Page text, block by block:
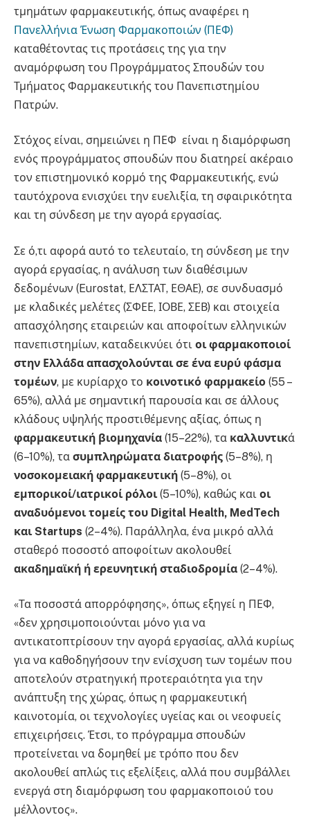
τμημάτων φαρμακευτικής, όπως αναφέρει η
Πανελλήνια Ένωση Φαρμακοποιών (ΠΕΦ)
καταθέτοντας τις προτάσεις της για την
αναμόρφωση του Προγράμματος Σπουδών του
Τμήματος Φαρμακευτικής του Πανεπιστημίου
Πατρών.
Στόχος είναι, σημειώνει η ΠΕΦ είναι η διαμόρφωση
ενός προγράμματος σπουδών που διατηρεί ακέραιο
τον επιστημονικό κορμό της Φαρμακευτικής, ενώ
ταυτόχρονα ενισχύει την ευελιξία, τη σφαιρικότητα
και τη σύνδεση με την αγορά εργασίας.
Σε ό,τι αφορά αυτό το τελευταίο, τη σύνδεση με την
αγορά εργασίας, η ανάλυση των διαθέσιμων
δεδομένων (Eurostat, ΕΛΣΤΑΤ, ΕΘΑΕ), σε συνδυασμό
με κλαδικές μελέτες (ΣΦΕΕ, ΙΟΒΕ, ΣΕΒ) και στοιχεία
απασχόλησης εταιρειών και αποφοίτων ελληνικών
πανεπιστημίων, καταδεικνύει ότι οι φαρμακοποιοί
στην Ελλάδα απασχολούνται σε ένα ευρύ φάσμα
τομέων, με κυρίαρχο το κοινοτικό φαρμακείο (55 –
65%), αλλά με σημαντική παρουσία και σε άλλους
κλάδους υψηλής προστιθέμενης αξίας, όπως η
φαρμακευτική βιομηχανία (15–22%), τα καλλυντικά
(6–10%), τα συμπληρώματα διατροφής (5–8%), η
νοσοκομειακή φαρμακευτική (5–8%), οι
εμπορικοί/ιατρικοί ρόλοι(5–10%), καθώς και οι
αναδυόμενοι τομείς του Digital Health, MedTech
και Startups (2–4%). Παράλληλα, ένα μικρό αλλά
σταθερό ποσοστό αποφοίτων ακολουθεί
ακαδημαϊκή ή ερευνητική σταδιοδρομία (2–4%).
«Τα ποσοστά απορρόφησης», όπως εξηγεί η ΠΕΦ,
«δεν χρησιμοποιούνται μόνο για να
αντικατοπτρίσουν την αγορά εργασίας, αλλά κυρίως
για να καθοδηγήσουν την ενίσχυση των τομέων που
αποτελούν στρατηγική προτεραιότητα για την
ανάπτυξη της χώρας, όπως η φαρμακευτική
καινοτομία, οι τεχνολογίες υγείας και οι νεοφυείς
επιχειρήσεις. Έτσι, το πρόγραμμα σπουδών
προτείνεται να δομηθεί με τρόπο που δεν
ακολουθεί απλώς τις εξελίξεις, αλλά που συμβάλλει
ενεργά στη διαμόρφωση του φαρμακοποιού του
μέλλοντος».